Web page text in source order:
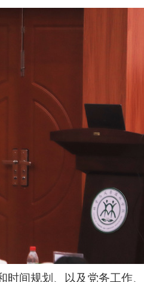
间规划、以及党务工作